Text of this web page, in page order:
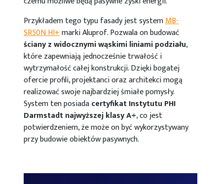
Przykładem tego typu fasady jest systemMB-
SR50N HI+marki Aluprof. Pozwala on budować
ściany z widocznymi wąskimi liniami podziału,
które zapewniają jednocześnie trwałość i
wytrzymałość całej konstrukcji. Dzięki bogatej
ofercie profili, projektanci oraz architekci mogą
realizować swoje najbardziej śmiałe pomysły.
System ten posiadacertyfikat Instytutu PHI
Darmstadt najwyższej klasy A+, co jest
potwierdzeniem, że może on być wykorzystywany
przy budowie obiektów pasywnych.